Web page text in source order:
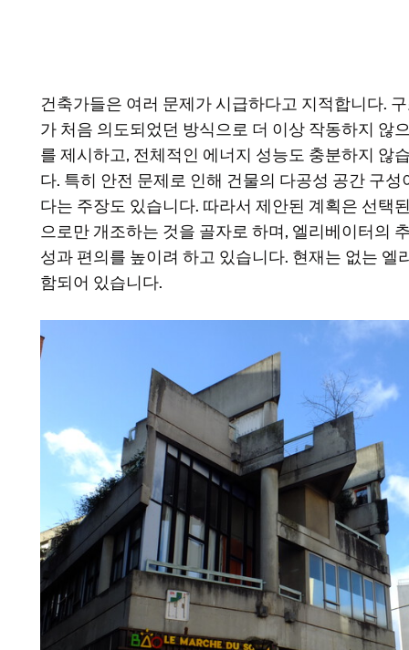
건축가들은 여러 문제가 시급하다고 지적합니다.
가 처음 의도되었던 방식으로 더 이상 작동하지 않
를 제시하고, 전체적인 에너지 성능도 충분하지 않
다. 특히 안전 문제로 인해 건물의 다공성 공간 구
다는 주장도 있습니다. 따라서 제안된 계획은 선택
으로만 개조하는 것을 골자로 하며, 엘리베이터의
성과 편의를 높이려 하고 있습니다. 현재는 없는 엘
함되어 있습니다.